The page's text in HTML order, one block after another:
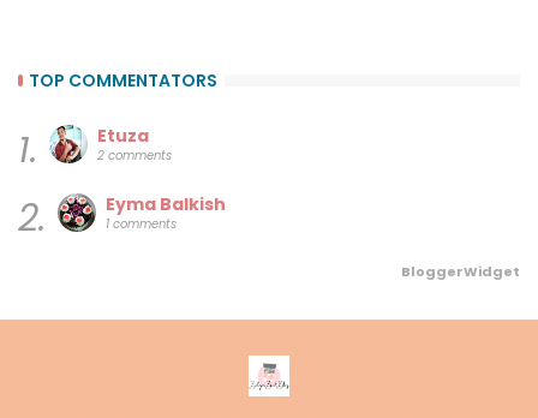
TOP COMMENTATORS
1. Etuza
2 comments
2. Eyma Balkish
1 comments
BloggerWidget